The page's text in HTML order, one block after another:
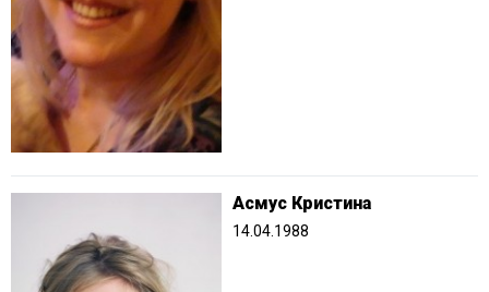
Асмус Кристина
14.04.1988